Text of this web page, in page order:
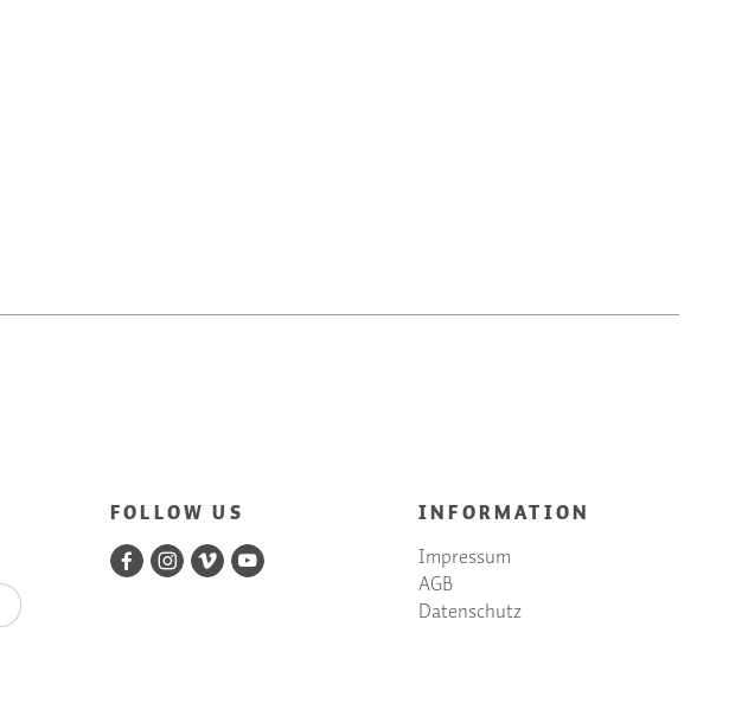
FOLLOW US INFORMATION
Impressum
AGB
Datenschutz